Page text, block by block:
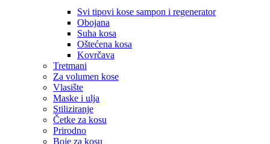
Svi tipovi kose sampon i regenerator
Obojana
Suha kosa
Oštećena kosa
Kovrčava
Tretmani
Za volumen kose
Vlasište
Maske i ulja
Stiliziranje
Četke za kosu
Prirodno
Boje za kosu